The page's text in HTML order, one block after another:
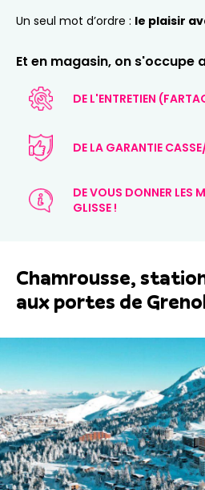
Un seul mot d’ordre : le plaisir
Et en magasin, on s'occupe
DE L'ENTRETIEN
DE LA GARANTIE
DE VOUS DONNER LES
GLISSE !
Chamrousse,
aux portes de